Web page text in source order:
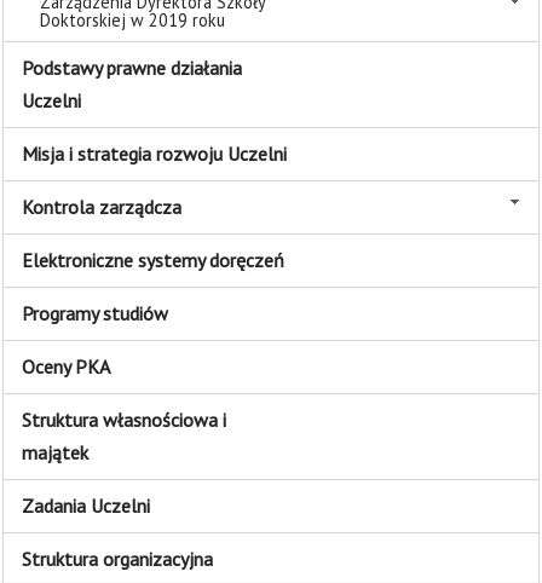
Doktorskiej w 2019 roku
Podstawy prawne działania
Uczelni
Misja i strategia rozwoju Uczelni
Kontrola zarządcza
Elektroniczne systemy doręczeń
Programy studiów
Oceny PKA
Struktura własnościowa i
majątek
Zadania Uczelni
Struktura organizacyjna